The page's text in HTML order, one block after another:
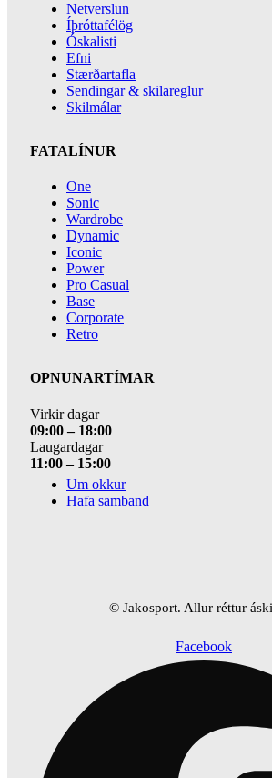
Netverslun
Íþróttafélög
Óskalisti
Efni
Stærðartafla
Sendingar & skilareglur
Skilmálar
FATALÍNUR
One
Sonic
Wardrobe
Dynamic
Iconic
Power
Pro Casual
Base
Corporate
Retro
OPNUNARTÍMAR
Virkir dagar
09:00 – 18:00
Laugardagar
11:00 – 15:00
Um okkur
Hafa samband
© Jakosport. Allur réttur
Facebook